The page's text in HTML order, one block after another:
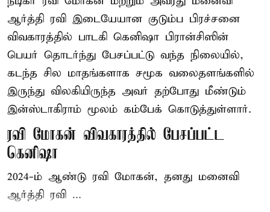
ஆர்த்தி ரவி இடையேயான குடும்ப பிரச்சனை
விவகாரத்தில் பாடகி கெனிஷா பிரான்சிஸின்
பெயர் தொடர்ந்து பேசப்பட்டு வந்த நிலையில்,
கடந்த சில மாதங்களாக சமூக வலைதளங்களில்
இருந்து விலகியிருந்த அவர் தற்போது மீண்டும்
இன்ஸ்டாகிராம் மூலம் கம்பேக் கொடுத்துள்ளார்.
ரவி மோகன் விவகாரத்தில் பேசப்பட்ட
கெனிஷா
2024-ம் ஆண்டு ரவி மோகன், தனது மனைவி
ஆர்த்தி ரவி ...